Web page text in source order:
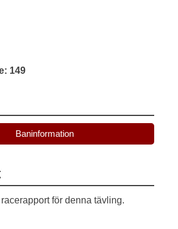
149
Baninformation
för denna tävling.